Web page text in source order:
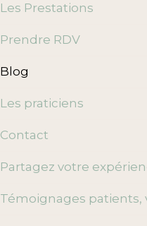
Les Prestations
Prendre RDV
Blog
Les praticiens
Contact
Partagez votre
Témoignages patients,